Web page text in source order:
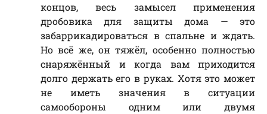
концов, весь замысел применения
дробовика для защиты дома — это
забаррикадироваться в спальне и ждать.
Но всё же, он тяжёл, особенно полностью
снаряжённый и когда вам приходится
долго держать его в руках. Хотя это может
не иметь значения в ситуации
самообороны одним или двумя